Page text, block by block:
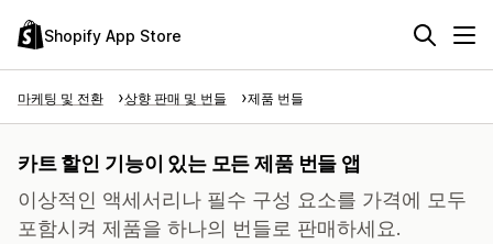
Shopify App Store
마케팅 및 전환 상향 판매 및 번들 제품 번들
카트 할인 기능이 있는 모든 제품 번들 앱
이상적인 액세서리나 필수 구성 요소를 가격에 모두
포함시켜 제품을 하나의 번들로 판매하세요.